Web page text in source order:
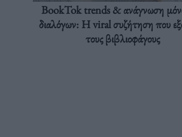
BookTok trends & ανάγνωση
διαλόγων: Η viral συζήτηση που
τους βιβλιοφάγους